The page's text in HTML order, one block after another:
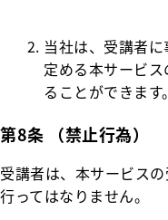
当社は、受講者
定める本サービ
ることができます。
第8条 （禁止行為）
受講者は、本サービス
行ってはなりません。